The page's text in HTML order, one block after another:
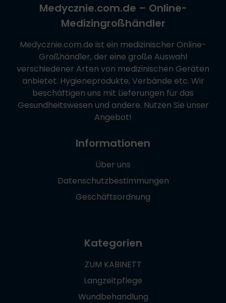
Medycznie.com.de – Online-
Medizingroßhändler
Medycznie.com.de ist ein medizinischer Online-
Großhändler, der eine große Auswahl
verschiedener Arten von medizinischen Geräten
anbietet. Hygieneprodukte, Verbände etc. Wir
beschäftigen uns mit Lieferungen für das
Gesundheitswesen und andere. Nutzen Sie unser
Angebot!
Informationen
Über uns
Datenschutzbestimmungen
Geschäftsordnung
Kategorien
ZUM KABINETT
Langzeitpflege
Wundbehandlung